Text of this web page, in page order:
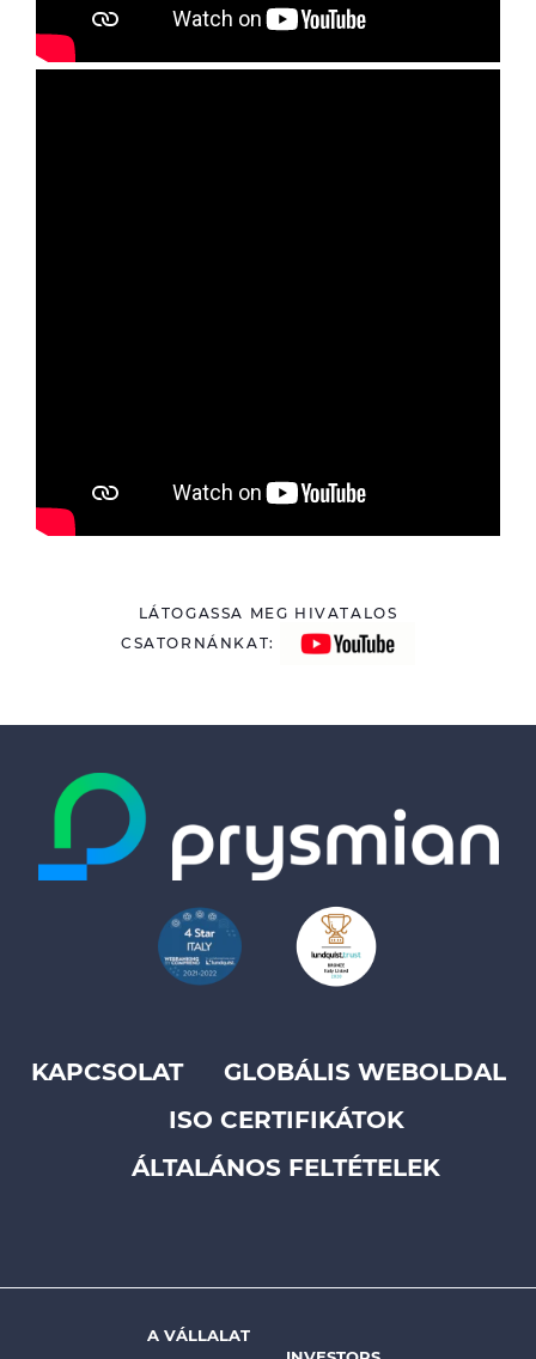
LÁTOGASSA MEG HIVATALOS
CSATORNÁNKAT:
Footer
KAPCSOLAT
GLOBÁLIS WEBOLDAL
ISO CERTIFIKÁTOK
ÁLTALÁNOS FELTÉTELEK
A VÁLLALAT